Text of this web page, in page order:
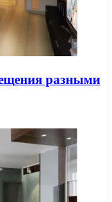
разными